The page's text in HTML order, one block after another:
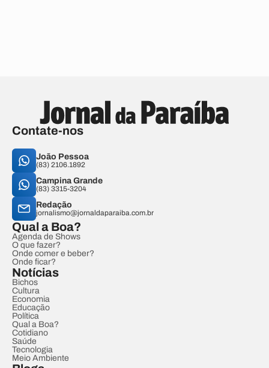
Contate-nos
João Pessoa
(83) 2106.1892
Campina Grande
(83) 3315-3204
Redação
jornalismo@jornaldaparaiba.com.br
Qual a Boa?
Agenda de Shows
O que fazer?
Onde comer e beber?
Onde ficar?
Notícias
Bichos
Cultura
Economia
Educação
Política
Qual a Boa?
Cotidiano
Saúde
Tecnologia
Meio Ambiente